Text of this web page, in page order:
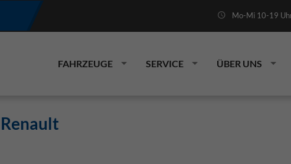
Mo-Mi 10-19
FAHRZEUGE SERVICE ÜBER UNS
Renault